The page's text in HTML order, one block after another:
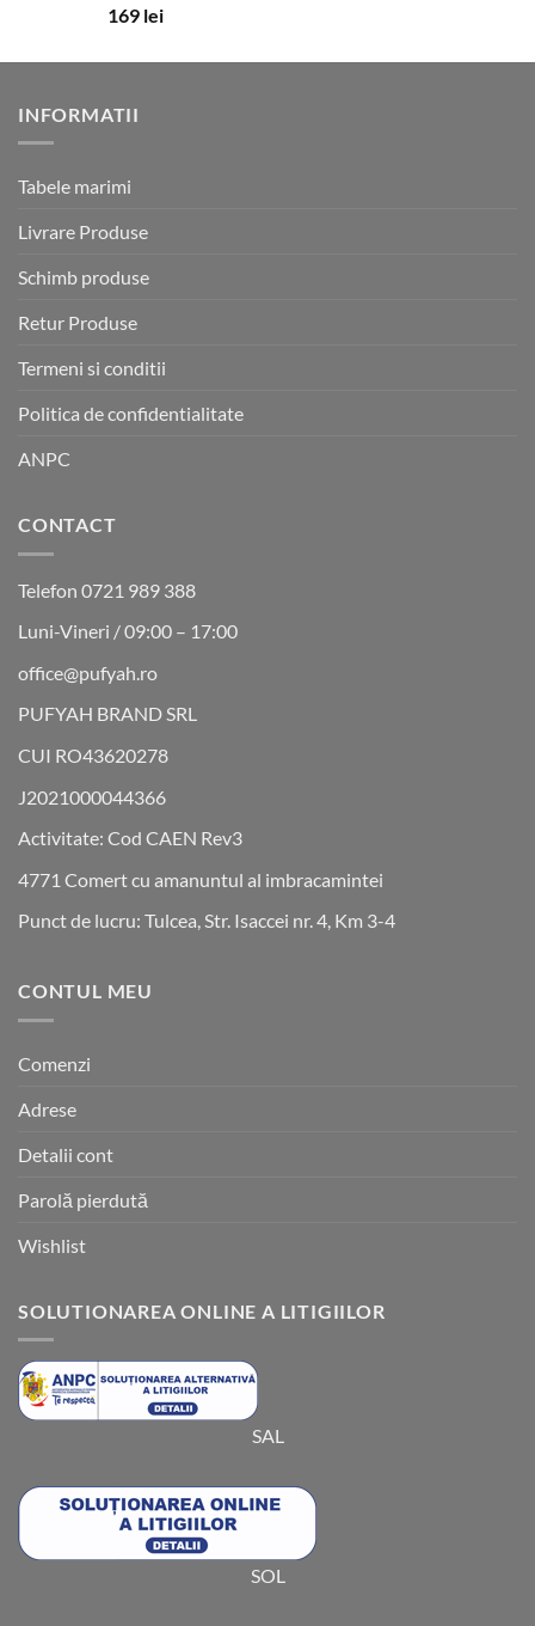
Evaluat la
169 lei
INFORMATII
Tabele marimi
Livrare Produse
Schimb produse
Retur Produse
Termeni si conditii
Politica de confidentialitate
ANPC
CONTACT
Telefon 0721 989 388
Luni-Vineri / 09:00 – 17:00
office@pufyah.ro
PUFYAH BRAND SRL
CUI RO43620278
J2021000044366
Activitate: Cod CAEN Rev3
4771 Comert cu amanuntul al imbracamintei
Punct de lucru: Tulcea, Str. Isaccei nr. 4, Km 3-4
CONTUL MEU
Comenzi
Adrese
Detalii cont
Parolă pierdută
Wishlist
SOLUTIONAREA ONLINE A LITIGIILOR
SAL
SOL